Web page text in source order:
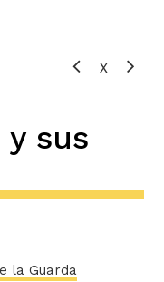
X
y sus
la Guarda